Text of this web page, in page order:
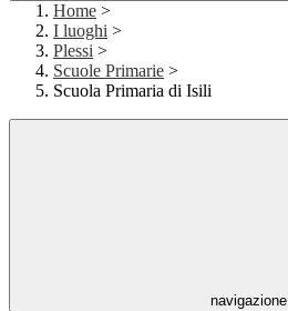
Home >
I luoghi >
Plessi >
Scuole Primarie >
Scuola Primaria di Isili
navigazione